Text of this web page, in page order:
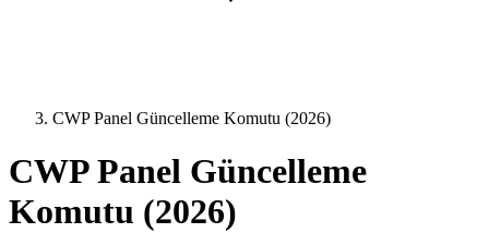
CWP Panel Güncelleme Komutu (2026)
CWP Panel Güncelleme
Komutu (2026)